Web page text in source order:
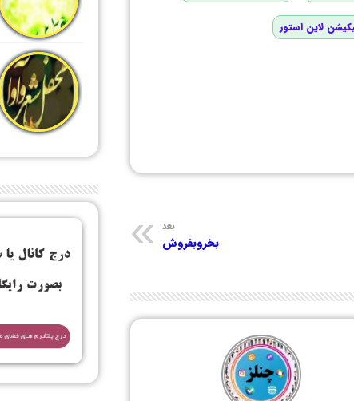
لاین استور
بعد
بخروبفروش